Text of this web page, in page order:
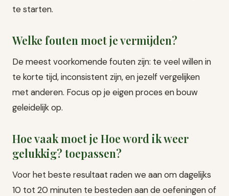
te starten.
Welke fouten moet je vermijden?
De meest voorkomende fouten zijn: te veel willen in
te korte tijd, inconsistent zijn, en jezelf vergelijken
met anderen. Focus op je eigen proces en bouw
geleidelijk op.
Hoe vaak moet je Hoe word ik weer
gelukkig? toepassen?
Voor het beste resultaat raden we aan om dagelijks
10 tot 20 minuten te besteden aan de oefeningen of